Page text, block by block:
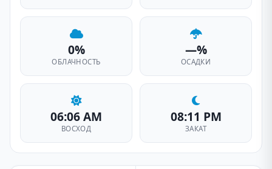
0%
ОБЛАЧНОСТЬ
—%
ОСАДКИ
06:06 AM
ВОСХОД
08:11 PM
ЗАКАТ